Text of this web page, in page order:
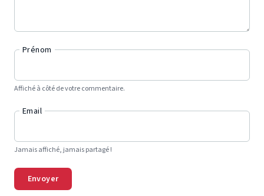
Prénom
Affiché à côté de votre commentaire.
Email
Jamais affiché, jamais partagé !
Envoyer